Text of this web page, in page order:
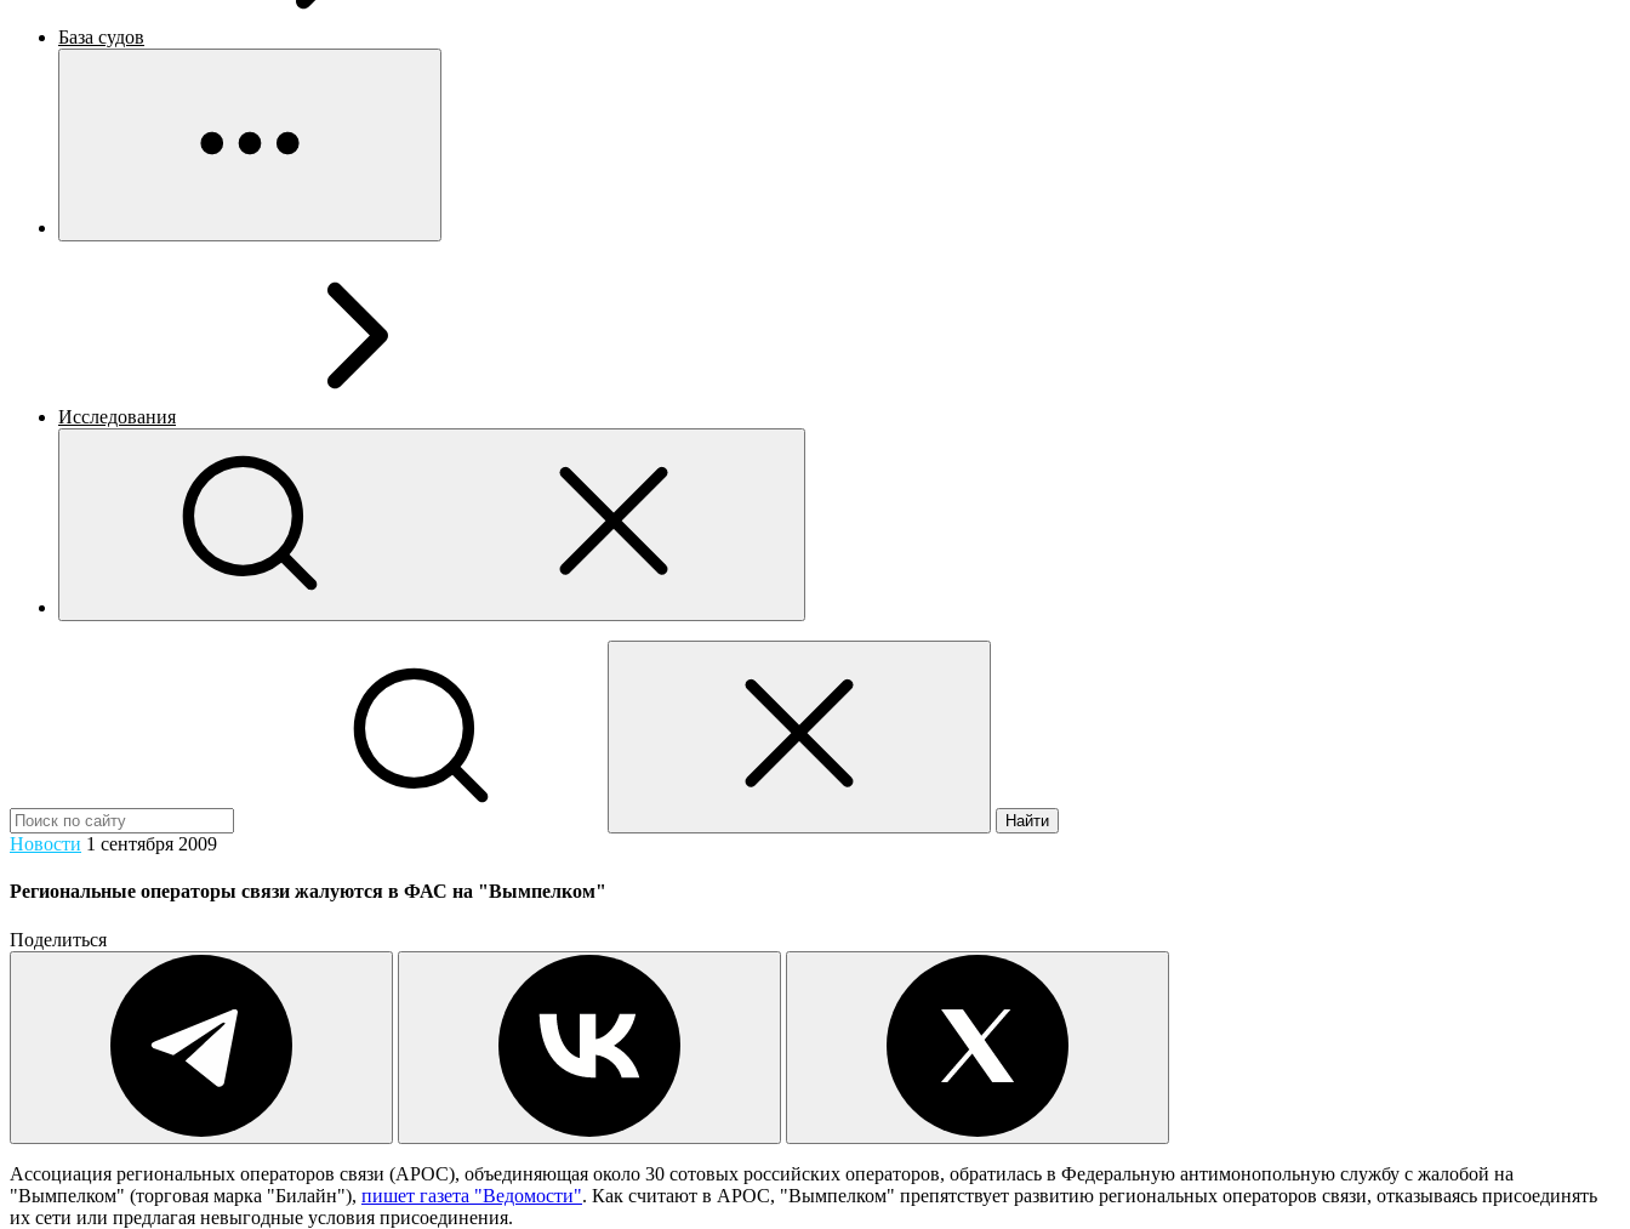
База судов
Исследования
Найти
Новости 1 сентября 2009
Региональные операторы связи жалуются в ФАС на "Вымпелком"
Поделиться
Ассоциация региональных операторов связи (АРОС), объединяющая около 30 сотовых российских операторов, обратилась в Федеральную антимонопольную службу с жалобой на
"Вымпелком" (торговая марка "Билайн"), пишет газета "Ведомости". Как считают в АРОС, "Вымпелком" препятствует развитию региональных операторов связи, отказываясь присоединять
их сети или предлагая невыгодные условия присоединения.